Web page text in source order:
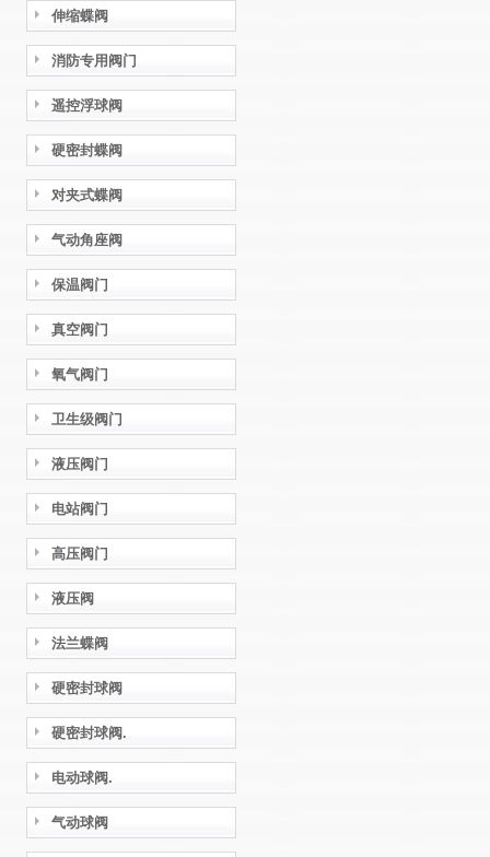
伸缩蝶阀
消防专用阀门
遥控浮球阀
硬密封蝶阀
对夹式蝶阀
气动角座阀
保温阀门
真空阀门
氧气阀门
卫生级阀门
液压阀门
电站阀门
高压阀门
液压阀
法兰蝶阀
硬密封球阀
硬密封球阀.
电动球阀.
气动球阀